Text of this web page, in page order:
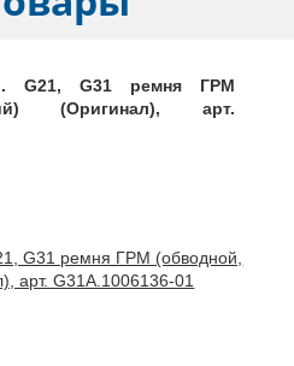
G21, G31 ремня ГРМ
(Оригинал), арт.